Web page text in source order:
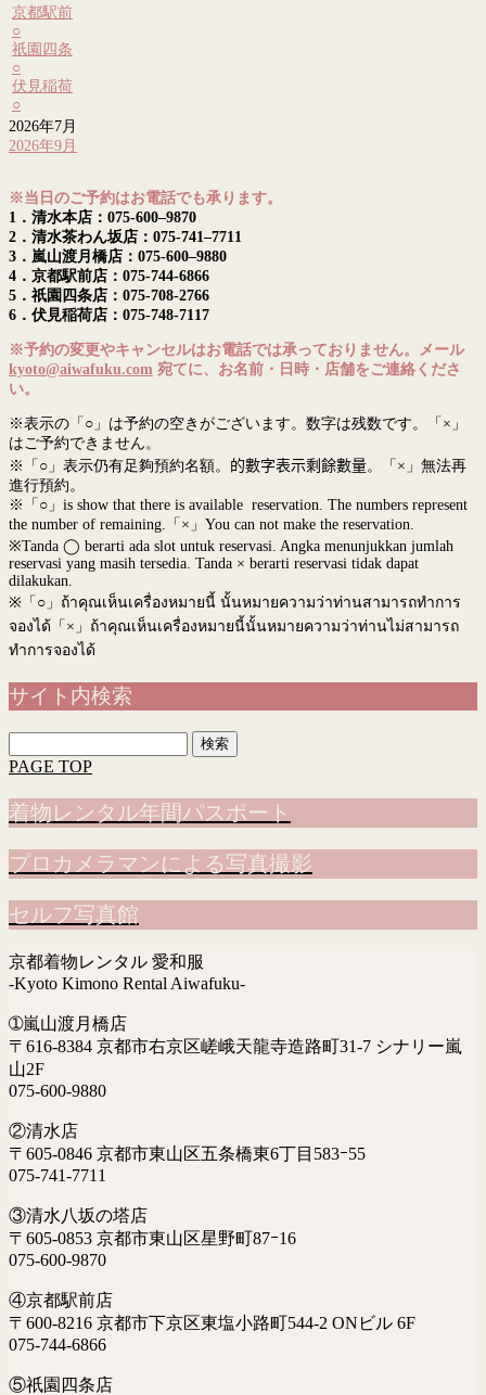
京都駅前
○
祇園四条
○
伏見稲荷
○
2026年7月
2026年9月
※当日のご予約はお電話でも承ります。
1．清水本店：075-600–9870
2．清水茶わん坂店：075-741–7711
3．嵐山渡月橋店：075-600–9880
4．京都駅前店：075-744-6866
5．祇園四条店：075-708-2766
6．伏見稲荷店：075-748-7117
※予約の変更やキャンセルはお電話では承っておりません。メール
kyoto@aiwafuku.com 宛てに、お名前・日時・店舗をご連絡くださ
い。
※表示の「○」は予約の空きがございます。数字は残数です。「×」
はご予約できません。
※「○」表示仍有足夠預約名額。 的數字表示剩餘數量。「×」無法再
進行預約。
※「○」is show that there is available reservation. The numbers represent
the number of remaining.「×」You can not make the reservation.
※Tanda ◯ berarti ada slot untuk reservasi. Angka menunjukkan jumlah
reservasi yang masih tersedia. Tanda × berarti reservasi tidak dapat
dilakukan.
※ 「○」ถ้าคุณเห็นเครื่องหมายนี้ นั้นหมายความว่าท่านสามารถทำการ
จองได้「×」ถ้าคุณเห็นเครื่องหมายนี้นั้นหมายความว่าท่านไม่สามารถ
ทำการจองได้
サイト内検索
索:
PAGE TOP
着物レンタル年間パスポート
プロカメラマンによる写真撮影
セルフ写真館
京都着物レンタル 愛和服
-Kyoto Kimono Rental Aiwafuku-
➀嵐山渡月橋店
〒616-8384 京都市右京区嵯峨天龍寺造路町31-7 シナリー嵐
山2F
075-600-9880
②清水店
〒605-0846 京都市東山区五条橋東6丁目583ｰ55
075-741-7711
③清水八坂の塔店
〒605-0853 京都市東山区星野町87ｰ16
075-600-9870
④京都駅前店
〒600-8216 京都市下京区東塩小路町544-2 ONビル 6F
075-744-6866
⑤祇園四条店